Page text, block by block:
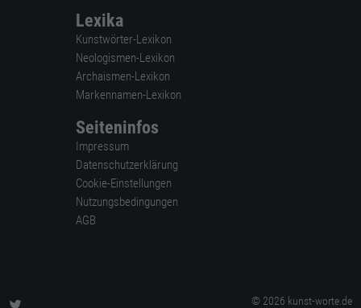
Lexika
Kunstwörter-Lexikon
Neologismen-Lexikon
Archaismen-Lexikon
Markennamen-Lexikon
Seiteninfos
Impressum
Datenschutzerklärung
Cookie-Einstellungen
Nutzungsbedingungen
AGB
© 2026 kunst-worte.de